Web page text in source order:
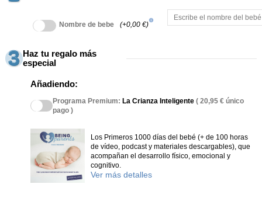
Nombre de bebe (+0,00 €)
info
Haz tu regalo más
especial
Añadiendo:
Programa Premium: La Crianza Inteligente ( 20,95 € único
pago )
Los Primeros 1000 días del bebé (+ de 100 horas
de vídeo, podcast y materiales descargables), que
acompañan el desarrollo físico, emocional y
cognitivo.
Ver más detalles